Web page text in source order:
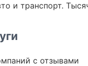
и транспорт.
с отзывами